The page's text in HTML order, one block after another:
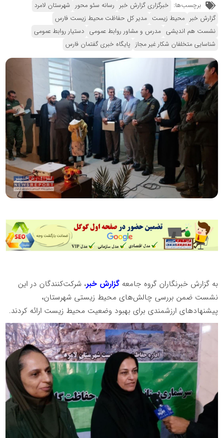
برچسب‌ها: خبرگزاری گزارش خبر رسانه سئو محور شهرستان لامرد
گزارش خبر محیط زیست مدیر کل حفاظت محیط زیست فارس
نشست هم اندیشی مدرس و مشاور روابط عمومی دستیار روابط عمومی
شناسایی متخلفان شکار غیر مجاز پایگاه خبری گفتمان فارس
به گزارش خبرنگاران گروه جامعه گزارش خبر، شرکت‌کنندگان در این
نشست ضمن بررسی چالش‌های محیط زیستی شهرستان،
پیشنهادهای ارزشمندی برای بهبود وضعیت محیط زیست ارائه کردند.